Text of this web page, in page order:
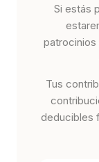
Si estás
Tus
deducibles